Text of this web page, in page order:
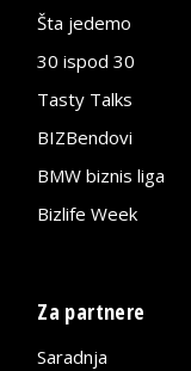
Šta jedemo
30 ispod 30
Tasty Talks
BIZBendovi
BMW biznis liga
Bizlife Week
Za partnere
Saradnja